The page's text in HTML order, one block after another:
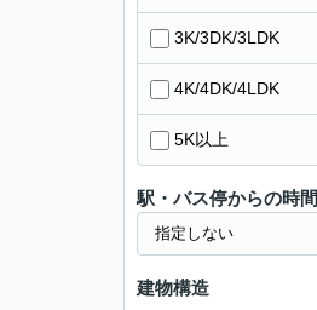
3K/3DK/3LDK
4K/4DK/4LDK
5K以上
駅・バス停からの時間
建物構造